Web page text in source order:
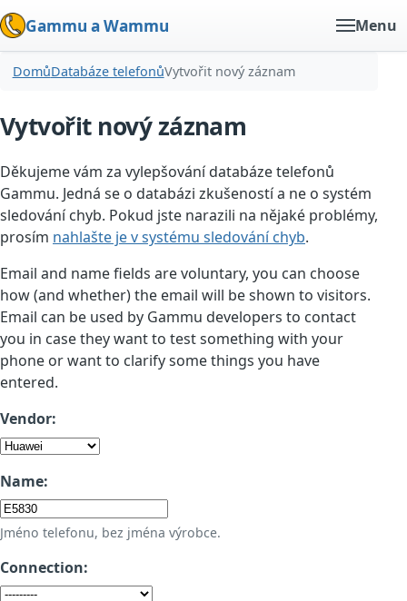
Gammu a Wammu Menu
DomůDatabáze telefonůVytvořit nový záznam
Vytvořit nový záznam
Děkujeme vám za vylepšování databáze telefonů
Gammu. Jedná se o databázi zkušeností a ne o systém
sledování chyb. Pokud jste narazili na nějaké problémy,
prosím nahlašte je v systému sledování chyb.
Email and name fields are voluntary, you can choose
how (and whether) the email will be shown to visitors.
Email can be used by Gammu developers to contact
you in case they want to test something with your
phone or want to clarify some things you have
entered.
Vendor:
Name:
Jméno telefonu, bez jména výrobce.
Connection: